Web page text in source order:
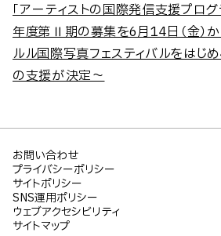
「アーティストの国際発信支援プロ
年度第Ⅱ期の募集を6月14日（金）
ルル国際写真フェスティバルをはじ
の支援が決定～
お問い合わせ
プライバシーポリシー
サイトポリシー
SNS運用ポリシー
ウェブアクセシビリティ
サイトマップ